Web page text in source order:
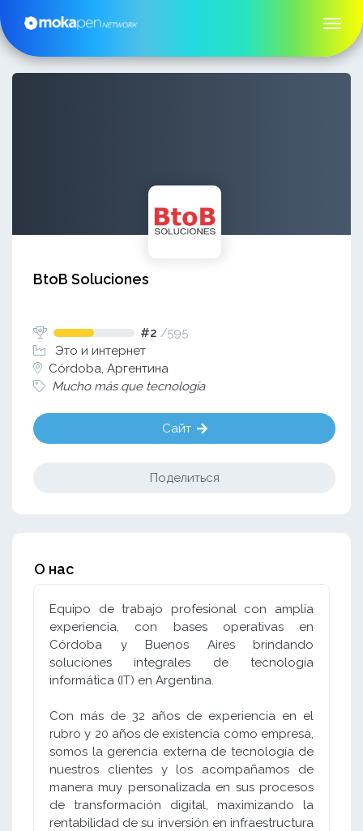
BtoB Soluciones
#2 /595
Это и интернет
Córdoba, Аргентина
Mucho más que tecnología
Сайт
Поделиться
О нас
Equipo de trabajo profesional con amplia
experiencia, con bases operativas en
Córdoba y Buenos Aires brindando
soluciones integrales de tecnología
informática (IT) en Argentina.
Con más de 32 años de experiencia en el
rubro y 20 años de existencia como empresa,
somos la gerencia externa de tecnología de
nuestros clientes y los acompañamos de
manera muy personalizada en sus procesos
de transformación digital, maximizando la
rentabilidad de su inversión en infraestructura